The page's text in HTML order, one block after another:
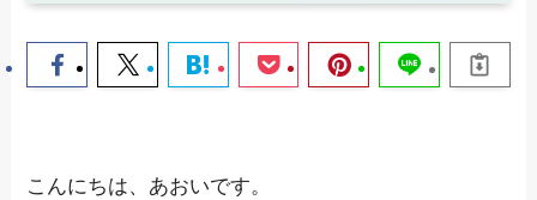
こんにちは、あおいです。